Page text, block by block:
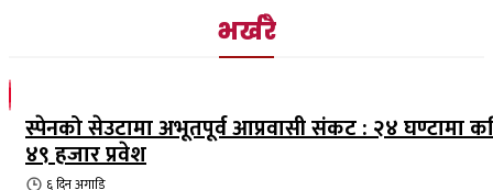
भर्खरै
स्पेनको सेउटामा अभूतपूर्व आप्रवासी संकट : २४ घण्टामा
४९ हजार प्रवेश
६ दिनअगाडि